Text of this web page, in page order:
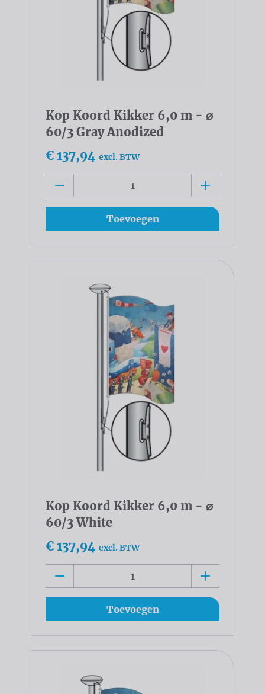
Kop Koord Kikker 6,0 m - ⌀
60/3 Gray Anodized
€ 137,94 excl. BTW
Toevoegen
Kop Koord Kikker 6,0 m - ⌀
60/3 White
€ 137,94 excl. BTW
Toevoegen